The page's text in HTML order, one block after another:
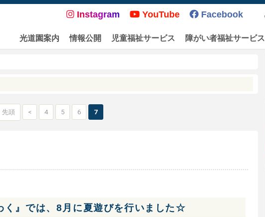
Instagram YouTube Facebook
光道園案内 情報公開 児童福祉サービス 障がい者福祉サービス
先頭 < 4 5 6 7
く』では、8月に夏遊びを行いました☆